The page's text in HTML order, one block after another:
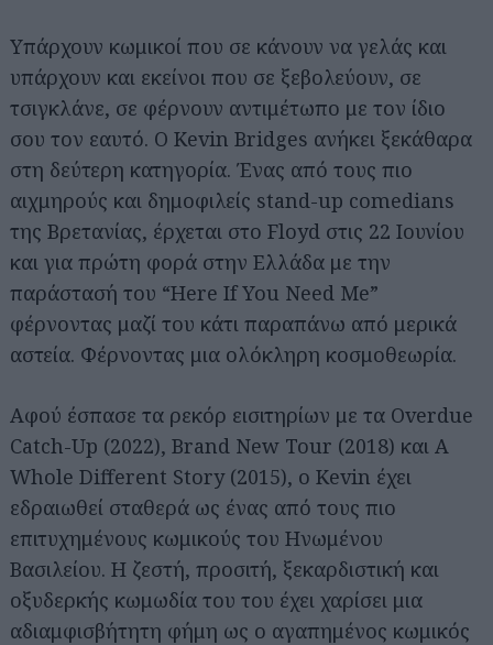
Υπάρχουν κωμικοί που σε κάνουν να γελάς και
υπάρχουν και εκείνοι που σε ξεβολεύουν, σε
τσιγκλάνε, σε φέρνουν αντιμέτωπο με τον ίδιο
σου τον εαυτό. Ο Kevin Bridges ανήκει ξεκάθαρα
στη δεύτερη κατηγορία. Ένας από τους πιο
αιχμηρούς και δημοφιλείς stand-up comedians
της Βρετανίας, έρχεται στο Floyd στις 22 Ιουνίου
και για πρώτη φορά στην Ελλάδα με την
παράστασή του “Here If You Need Me”
φέρνοντας μαζί του κάτι παραπάνω από μερικά
αστεία. Φέρνοντας μια ολόκληρη κοσμοθεωρία.
Αφού έσπασε τα ρεκόρ εισιτηρίων με τα Overdue
Catch-Up (2022), Brand New Tour (2018) και A
Whole Different Story (2015), ο Kevin έχει
εδραιωθεί σταθερά ως ένας από τους πιο
επιτυχημένους κωμικούς του Ηνωμένου
Βασιλείου. Η ζεστή, προσιτή, ξεκαρδιστική και
οξυδερκής κωμωδία του του έχει χαρίσει μια
αδιαμφισβήτητη φήμη ως ο αγαπημένος κωμικός